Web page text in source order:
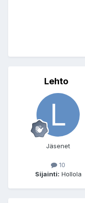
Lehto
Jäsenet
10
Sijainti: Hollola